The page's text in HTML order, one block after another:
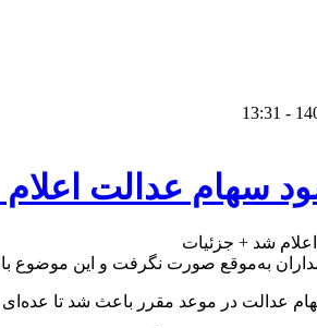
سهام عدالت
به‌موقع صورت نگرفت و این موضوع
در موعد مقرر باعث شد تا عده‌ای